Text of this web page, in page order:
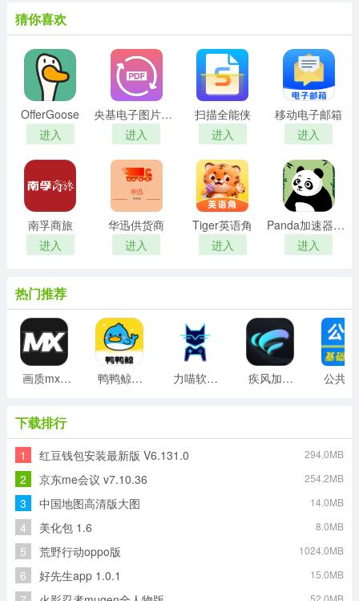
猜你喜欢
OfferGoose
进入
央基电子图片处理软件
进入
扫描全能侠
进入
移动电子邮箱
进入
南孚商旅
进入
华迅供货商
进入
Tiger英语角
进入
Panda加速器免费版
进入
热门推荐
画质mxpro工具最新版 鸭鸭鲸云手机客户端 力喵软件最新版 疾风加速器免费版
下载排行
1 红豆钱包安装最新版 V6.131.0 294.0MB
2 京东me会议 v7.10.36 254.2MB
3 中国地图高清版大图 14.0MB
4 美化包 1.6 8.0MB
5 荒野行动oppo版 1024.0MB
6 好先生app 1.0.1 15.0MB